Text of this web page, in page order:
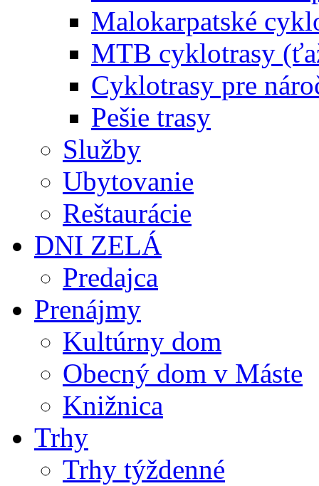
Malokarpatské
MTB cyklotrasy
Cyklotrasy pre
Pešie trasy
Služby
Ubytovanie
Reštaurácie
DNI ZELÁ
Predajca
Prenájmy
Kultúrny dom
Obecný dom v Máste
Knižnica
Trhy
Trhy týždenné